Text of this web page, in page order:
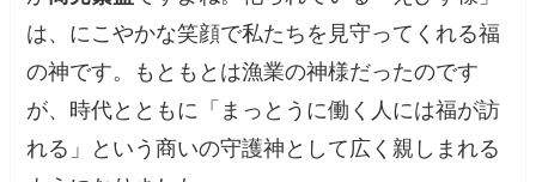
は、にこやかな笑顔で私たちを見守ってくれる福
の神です。もともとは漁業の神様だったのです
が、時代とともに「まっとうに働く人には福が訪
れる」という商いの守護神として広く親しまれる